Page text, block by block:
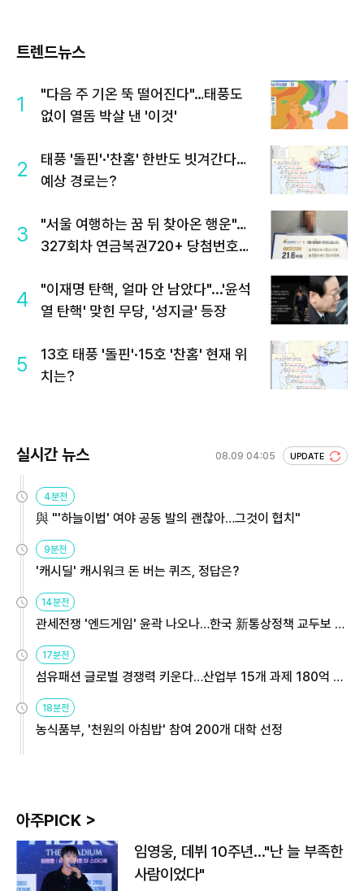
트렌드뉴스
1
"다음 주 기온 뚝 떨어진다"…태풍도
없이 열돔 박살 낸 '이것'
2
태풍 '돌핀'·'찬홈' 한반도 빗겨간다…
예상 경로는?
3
"서울 여행하는 꿈 뒤 찾아온 행운"…
327회차 연금복권720+ 당첨번호조
4
"이재명 탄핵, 얼마 안 남았다"...'윤석
열 탄핵' 맞힌 무당, '성지글' 등장
5
13호 태풍 '돌핀'·15호 '찬홈' 현재 위
치는?
실시간 뉴스 08.09 04:05 UPDATE
4분전
與 "'하늘이법' 여야 공동 발의 괜찮아…그것이 협치"
9분전
'캐시딜' 캐시워크 돈 버는 퀴즈, 정답은?
14분전
관세전쟁 '엔드게임' 윤곽 나오나…한국 新통상정책 교두보 활
17분전
섬유패션 글로벌 경쟁력 키운다…산업부 15개 과제 180억 지
18분전
농식품부, '천원의 아침밥' 참여 200개 대학 선정
아주PICK >
임영웅, 데뷔 10주년…"난 늘 부족한
사람이었다"